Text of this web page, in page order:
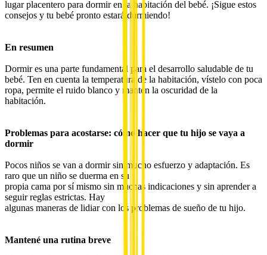
lugar placentero para dormir en la habitación del bebé. ¡Sigue estos
consejos y tu bebé pronto estará durmiendo!
En resumen
Dormir es una parte fundamental para el desarrollo saludable de tu
bebé. Ten en cuenta la temperatura de la habitación, vístelo con poca
ropa, permite el ruido blanco y mantén la oscuridad de la
habitación.
Problemas para acostarse: cómo hacer que tu hijo se vaya a
dormir
Pocos niños se van a dormir sin mucho esfuerzo y adaptación. Es
raro que un niño se duerma en su
propia cama por sí mismo sin muchas indicaciones y sin aprender a
seguir reglas estrictas. Hay
algunas maneras de lidiar con los problemas de sueño de tu hijo.
Mantené una rutina breve